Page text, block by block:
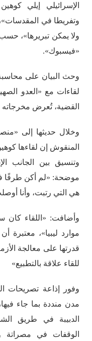
وتفريطا في
ولا يمكن تبريرها»،
«فيسبوك».
وحث البيان على
لقاءات مع «العدو
القضية، تُعرض مخرجاته
وتنسيق بين الجانب
موضحة: «لم أكن طرفًا في
هي التي رتبت، وأنا
وأضافت: «اللقاء كان
موارد ليبيا»،
قدرتها على معالجة
للقاء علاقة بالتطبيع»
وفور إذاعة
مدن منددة بما جاء
الدبيبة في طريق
الوقفات في مصراتة